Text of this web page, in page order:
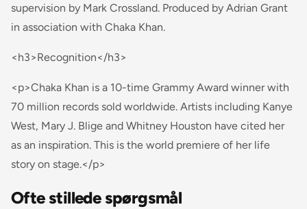
supervision by Mark Crossland. Produced by Adrian Grant
in association with Chaka Khan.
<h3>Recognition</h3>
<p>Chaka Khan is a 10-time Grammy Award winner with
70 million records sold worldwide. Artists including Kanye
West, Mary J. Blige and Whitney Houston have cited her
as an inspiration. This is the world premiere of her life
story on stage.</p>
Ofte stillede spørgsmål